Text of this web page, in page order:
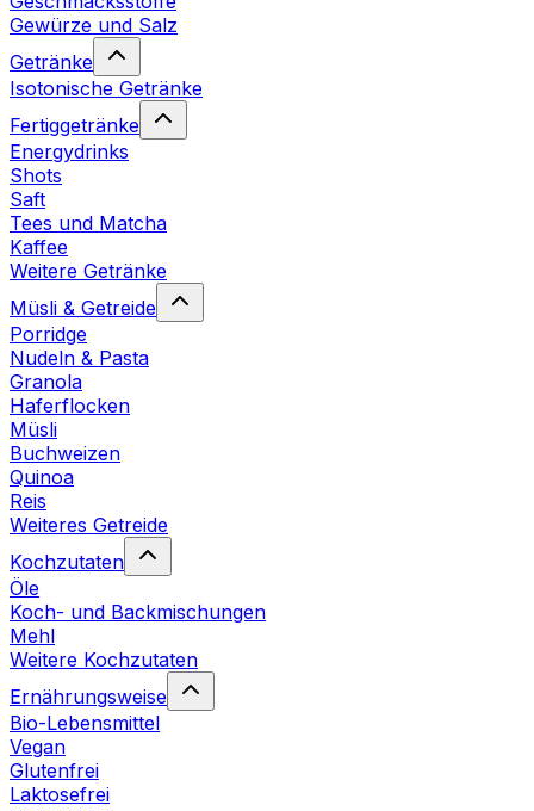
Gewürze und Salz
Getränke
Isotonische Getränke
Fertiggetränke
Energydrinks
Shots
Saft
Tees und Matcha
Kaffee
Weitere Getränke
Müsli & Getreide
Porridge
Nudeln & Pasta
Granola
Haferflocken
Müsli
Buchweizen
Quinoa
Reis
Weiteres Getreide
Kochzutaten
Öle
Koch- und Backmischungen
Mehl
Weitere Kochzutaten
Ernährungsweise
Bio-Lebensmittel
Vegan
Glutenfrei
Laktosefrei